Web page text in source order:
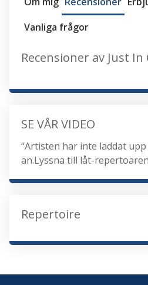
Vanliga frågor
Recensioner av Just In
SE VÅR VIDEO
“Artisten har inte laddat
än.Lyssna till låt-
Repertoire